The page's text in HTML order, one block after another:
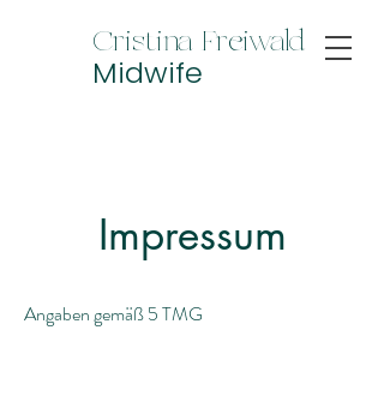
Midwife
Cristina Freiwald
Impressum
Angaben gemäß 5 TMG